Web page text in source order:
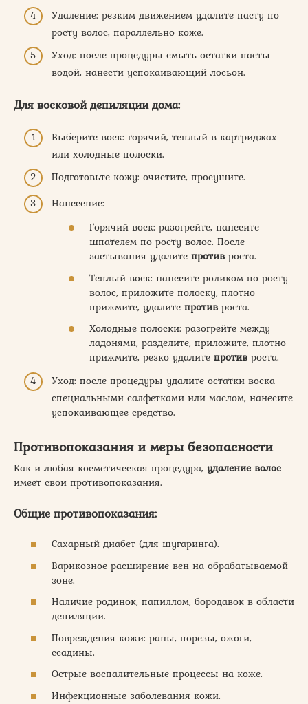
Удаление: резким движением удалите пасту по
росту волос, параллельно коже.
Уход: после процедуры смыть остатки пасты
водой, нанести успокаивающий лосьон.
Для восковой депиляции дома:
Выберите воск: горячий, теплый в картриджах
или холодные полоски.
Подготовьте кожу: очистите, просушите.
Нанесение:
Горячий воск: разогрейте, нанесите
шпателем по росту волос. После
застывания удалите против роста.
Теплый воск: нанесите роликом по росту
волос, приложите полоску, плотно
прижмите, удалите против роста.
Холодные полоски: разогрейте между
ладонями, разделите, приложите, плотно
прижмите, резко удалите против роста.
Уход: после процедуры удалите остатки воска
специальными салфетками или маслом, нанесите
успокаивающее средство.
Противопоказания и меры безопасности
Как и любая косметическая процедура, удаление волос
имеет свои противопоказания.
Общие противопоказания:
Сахарный диабет (для шугаринга).
Варикозное расширение вен на обрабатываемой
зоне.
Наличие родинок, папиллом, бородавок в области
депиляции.
Повреждения кожи: раны, порезы, ожоги,
ссадины.
Острые воспалительные процессы на коже.
Инфекционные заболевания кожи.